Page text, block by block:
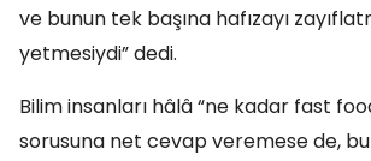
ve bunun tek başına hafızayı
yetmesiydi” dedi.
Bilim insanları hâlâ “ne kadar fast
sorusuna net cevap veremese de,